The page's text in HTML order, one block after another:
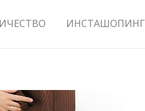
ИНСТАШОПИНГ